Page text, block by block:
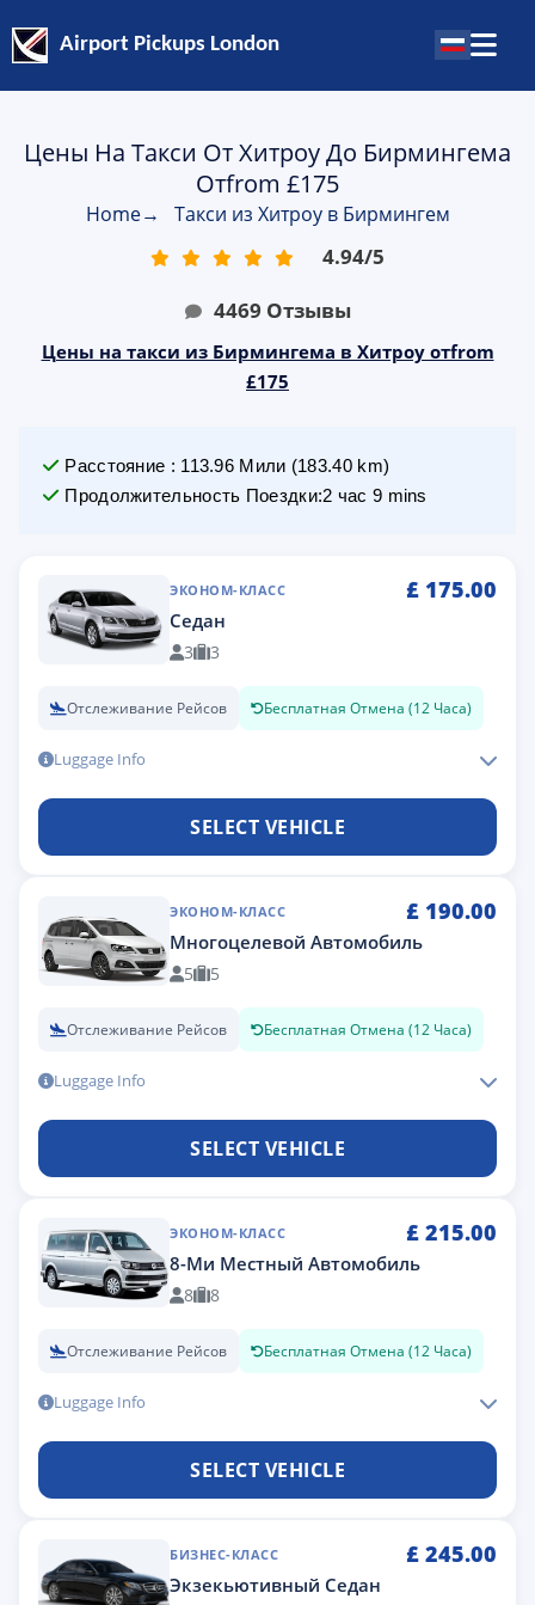
Airport Pickups London
Цены На Такси От Хитроу До Бирмингема
Отfrom £175
Home→ Такси из Хитроу в Бирмингем
4.94/5
4469 Отзывы
Цены на такси из Бирмингема в Хитроу отfrom
£175
Расстояние : 113.96 Мили (183.40km)
Продолжительность Поездки:2 час 9 mins
ЭКОНОМ-КЛАСС £ 175.00
Седан
3 3
Отслеживание Рейсов Бесплатная Отмена (12 Часа)
Luggage Info
SELECT VEHICLE
ЭКОНОМ-КЛАСС £ 190.00
Многоцелевой Автомобиль
5 5
Отслеживание Рейсов Бесплатная Отмена (12 Часа)
Luggage Info
SELECT VEHICLE
ЭКОНОМ-КЛАСС £ 215.00
8-Ми Местный Автомобиль
8 8
Отслеживание Рейсов Бесплатная Отмена (12 Часа)
Luggage Info
SELECT VEHICLE
БИЗНЕС-КЛАСС £ 245.00
Экзекьютивный Седан